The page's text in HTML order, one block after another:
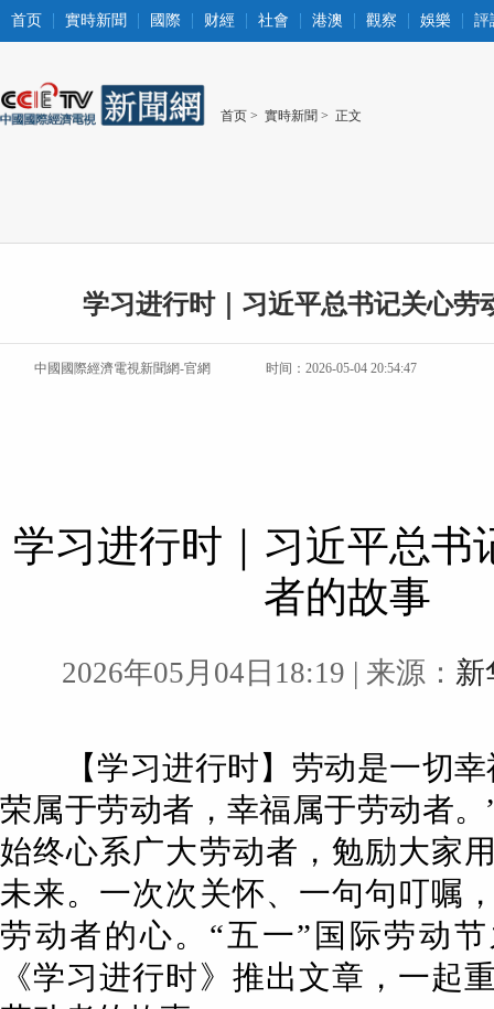
首页 實時新聞 國際 财經 社會 港澳 觀察 娛樂 評
首页 > 實時新聞 > 正文
学习进行时｜习近平总书记关心劳
中國國際經濟電視新聞網-官網 时间：2026-05-04 20:54:47
学习进行时｜习近平总书
者的故事
2026年05月04日18:19 | 来源： 新
【学习进行时】劳动是一切幸
荣属于劳动者，幸福属于劳动者
始终心系广大劳动者，勉励大家
未来。一次次关怀、一句句叮嘱
劳动者的心。“五一”国际劳动
《学习进行时》推出文章，一起